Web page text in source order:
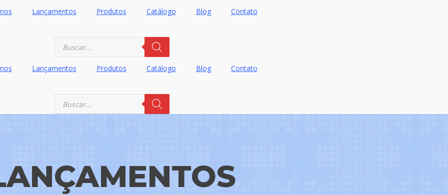
Lançamentos Produtos Catálogo Blog
Contato
Pesquisar
produtos
Lançamentos Produtos Catálogo Blog
Contato
Pesquisar
produtos